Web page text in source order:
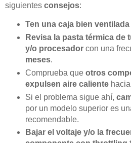
siguientes consejos:
Ten una caja bien
Revisa la pasta térmica de
y/o procesadorcon una
meses.
Comprueba que otros
expulsen aire calientehacia
Si el problema sigue ahí,
por un modelo superior es
recomendable.
Bajar el voltaje y/o la